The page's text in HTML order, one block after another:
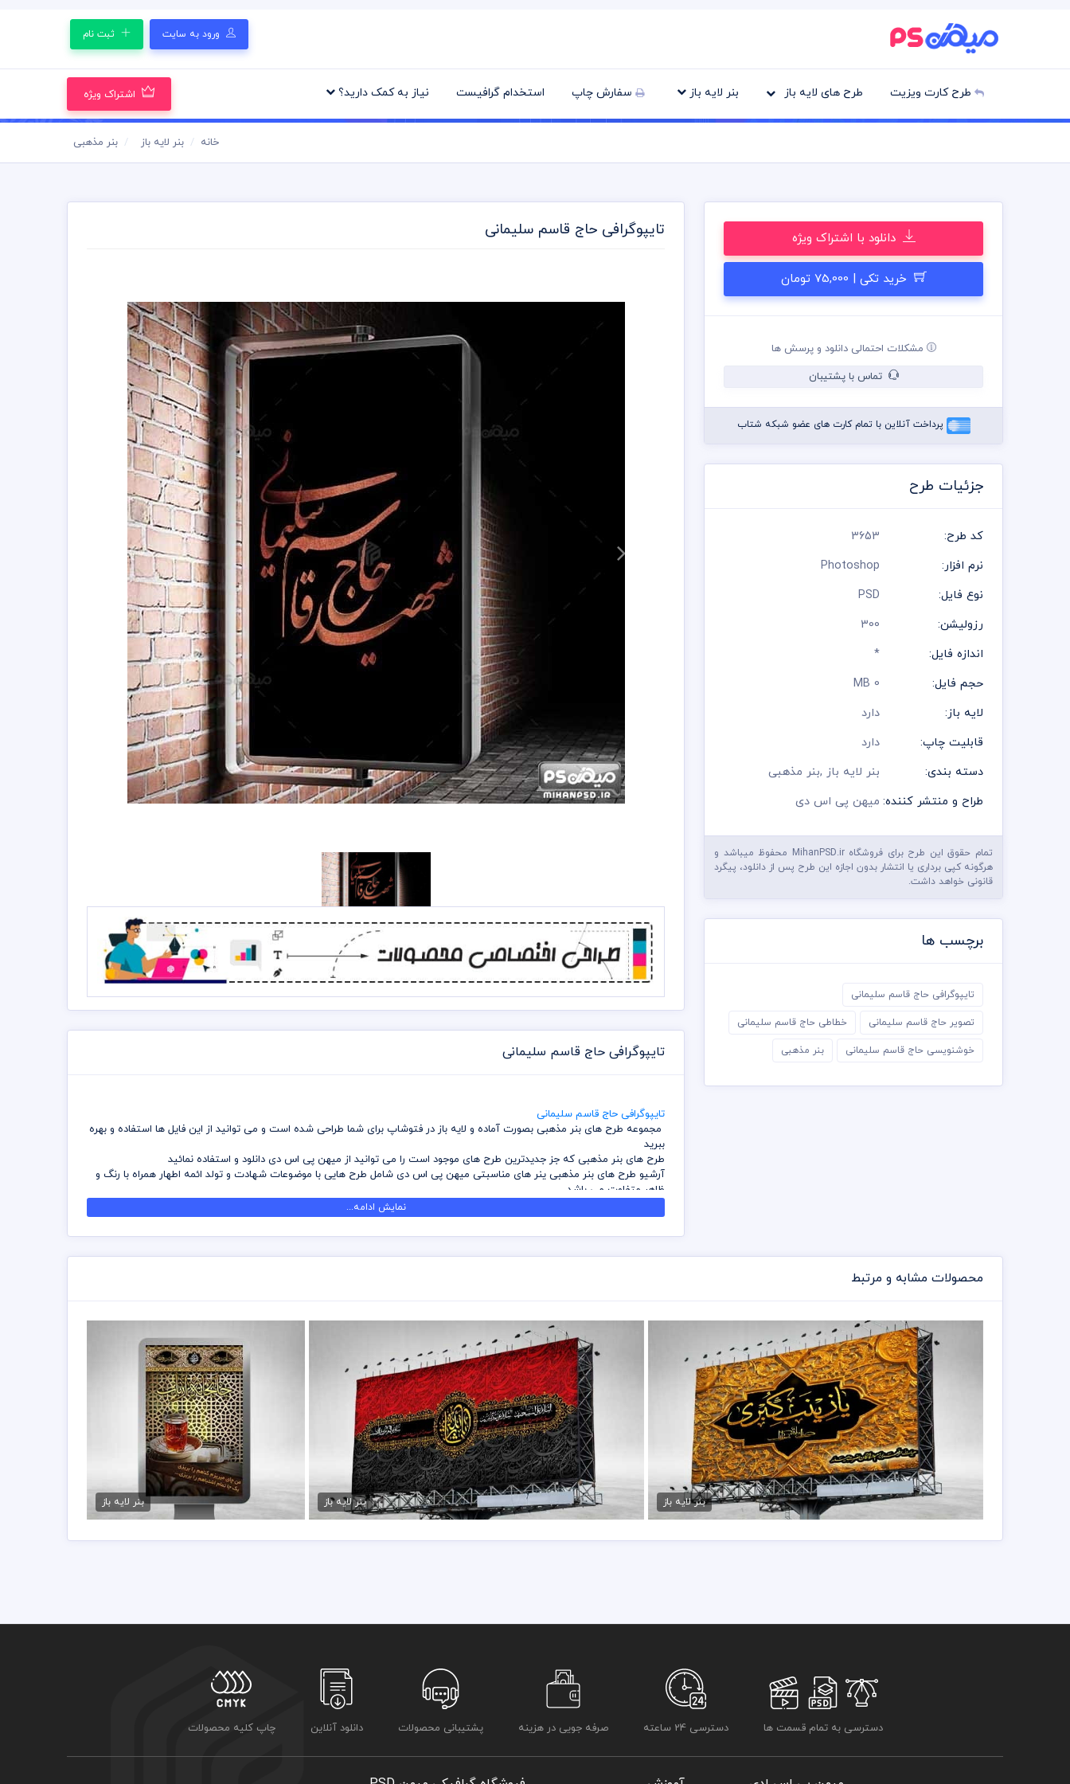
ورود به سایت ثبت نام
طرح کارت ویزیت طرح های لایه باز بنر لایه باز سفارش چاپ استخدام گرافیست نیاز به کمک دارید؟ اشتراک ویژه
خانه بنر لایه باز بنر مذهبی
دانلود با اشتراک ویژه
خرید تکی | 75,000 تومان
مشکلات احتمالی دانلود و پرسش ها
تماس با پشتیبان
پرداخت آنلاین با تمام کارت های عضو شبکه شتاب
جزئیات طرح
کد طرح:
3653
نرم افزار:
Photoshop
نوع فایل:
PSD
رزولیشن:
300
اندازه فایل:
*
حجم فایل:
0 MB
لایه باز:
دارد
قابلیت چاپ:
دارد
دسته بندی:
بنر لایه باز ,بنر مذهبی
طراح و منتشر کننده: میهن پی اس دی
تمام حقوق این طرح برای فروشگاه MihanPSD.ir محفوظ میباشد و
هرگونه کپی برداری یا انتشار بدون اجازه این طرح پس از دانلود، پیگرد
قانونی خواهد داشت.
برچسب ها
تایپوگرافی حاج قاسم سلیمانی
تصویر حاج قاسم سلیمانی خطاطی حاج قاسم سلیمانی
خوشنویسی حاج قاسم سلیمانی بنر مذهبی
تایپوگرافی حاج قاسم سلیمانی
تایپوگرافی حاج قاسم سلیمانی
تایپوگرافی حاج قاسم سلیمانی
مجموعه طرح های بنر مذهبی بصورت آماده و لایه باز در فتوشاپ برای شما طراحی شده است و می توانید از این فایل ها استفاده و بهره
ببرید
طرح های بنر مذهبی که جز جدیدترین طرح های موجود است را می توانید از میهن پی اس دی دانلود و استفاده نمائید
آرشیو طرح های بنر مذهبی ینر های مناسبتی میهن پی اس دی شامل طرح هایی با موضوعات شهادت و تولد ائمه اطهار همراه با رنگ و
ظاهر متفاوت می باشد
شما می توانید با تهیه بسته های اشتراک ویژه در وقت و هزینه خود صرفه جویی کنید و دسترسی بدون محدودیت به آرشیو طرح های
اینفوگرافیک را داشته باشید
کلیه طرح های بنر مذهبی که بصورت لایه باز می باشند را می توانید بدون محدودیت در فتوشاپ بصورت کامل و یا در هر ابعادی بدون
قسمتی از طرح های لایه باز بنر مذهبی مربوط به بخش طراحی همکاران ما می باشد ولی تغییر فرمت و ابعاد و نگه داری آن در سرورها
مختص میهن پی اس دی می باشد و هزینه این موارد گرفته می شود
سعی شده بهترین و کامل ترین فایل و طرح های لایه باز بنر مذهبی برای شما طراحان و دوست داران گردآوری و ساخته شود که بتوانید در
طرح های خود از آن بهره ببرید
در قسمت وکتور ابعاد و سایز بصورت پیش فرض تعریف شده است که به شما این قابلیت را می دهد که می توانید در هر ابعادی بزرگ
نمایی داشته باشید
برای استفاده از وکتورهای موجود باید از برنامه ایلستریتور استفاده نمائید که طرز استفاده از وکتور لایه باز در سایت میهن پی اس دی
قرار داده شده است
رعایت کلیه موارد و قوانین وب سایت بر عهده خریدار و مصرف کننده می باشد
نمایش ادامه...
محصولات مشابه و مرتبط
دانلود بنر شهادت حضرت زینب
75,000 تومان
بنر لایه باز
طرح لایه باز بنر محرم
75,000 تومان
بنر لایه باز
دانلود بنر محرم
75,000 تومان
بنر لایه باز
دسترسی به تمام قسمت ها دسترسی 24 ساعته صرفه جویی در هزینه پشتیبانی محصولات دانلود آنلاین چاپ کلیه محصولات